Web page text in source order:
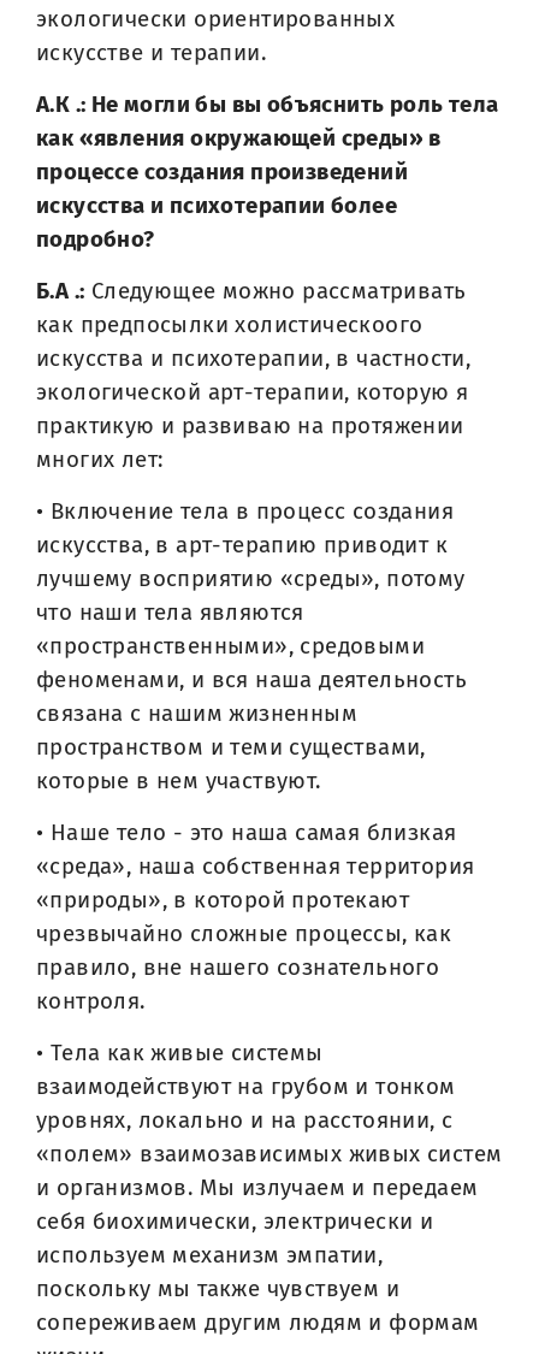
экологически ориентированных
искусстве и терапии.
А.К .: Не могли бы вы объяснить роль тела
как «явления окружающей среды» в
процессе создания произведений
искусства и психотерапии более
подробно?
Б.А .: Следующее можно рассматривать
как предпосылки холистическоого
искусства и психотерапии, в частности,
экологической арт-терапии, которую я
практикую и развиваю на протяжении
многих лет:
• Включение тела в процесс создания
искусства, в арт-терапию приводит к
лучшему восприятию «среды», потому
что наши тела являются
«пространственными», средовыми
феноменами, и вся наша деятельность
связана с нашим жизненным
пространством и теми существами,
которые в нем участвуют.
• Наше тело - это наша самая близкая
«среда», наша собственная территория
«природы», в которой протекают
чрезвычайно сложные процессы, как
правило, вне нашего сознательного
контроля.
• Тела как живые системы
взаимодействуют на грубом и тонком
уровнях, локально и на расстоянии, с
«полем» взаимозависимых живых систем
и организмов. Мы излучаем и передаем
себя биохимически, электрически и
используем механизм эмпатии,
поскольку мы также чувствуем и
сопереживаем другим людям и формам